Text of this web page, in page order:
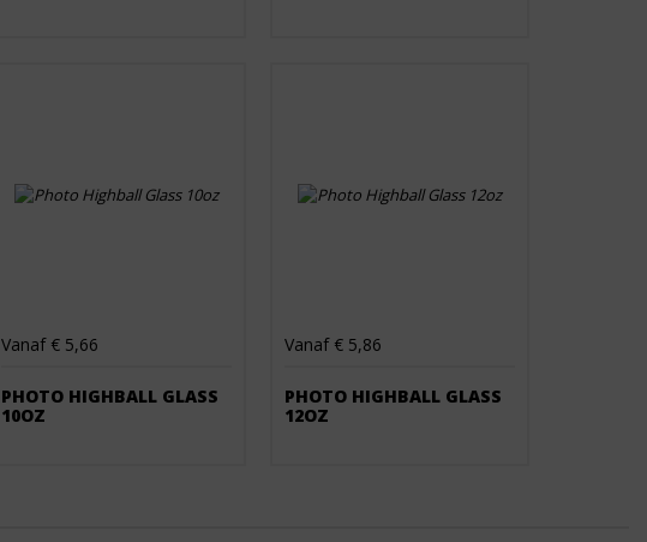
Vanaf € 5,66
PHOTO HIGHBALL GLASS
10OZ
Vanaf € 5,86
PHOTO HIGHBALL GLASS
12OZ